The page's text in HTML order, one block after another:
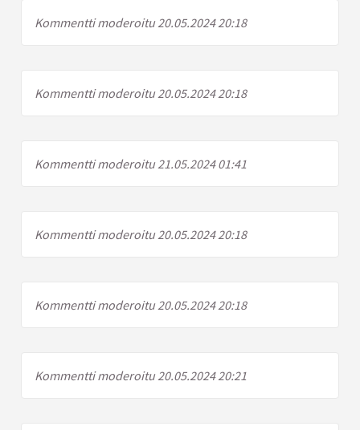
Kommentti moderoitu 20.05.2024 20:18
Kommentti moderoitu 20.05.2024 20:18
Kommentti moderoitu 21.05.2024 01:41
Kommentti moderoitu 20.05.2024 20:18
Kommentti moderoitu 20.05.2024 20:18
Kommentti moderoitu 20.05.2024 20:21